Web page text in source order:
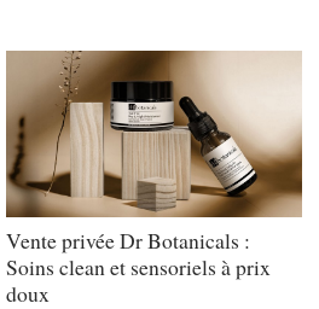
Vente privée Dr Botanicals :
Soins clean et sensoriels à prix
doux